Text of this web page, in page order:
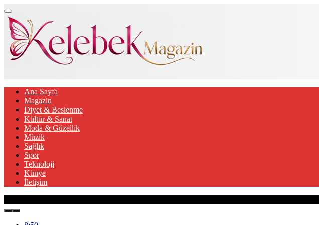
Ana Sayfa
Magazin
Diyet & Beslenme
Kültür & Sanat
Moda & Güzellik
Müzik
Sağlık
Spor
Teknoloji
Künye
İletişim